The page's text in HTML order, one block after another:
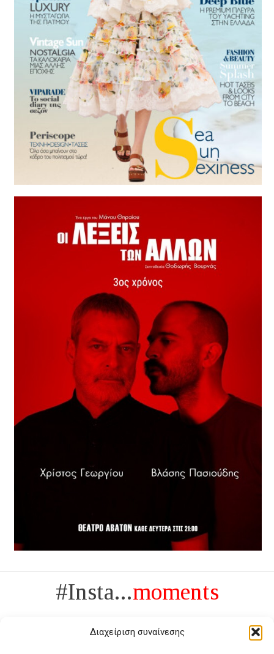
Διαχείριση συναίνεσης
#Insta...moments